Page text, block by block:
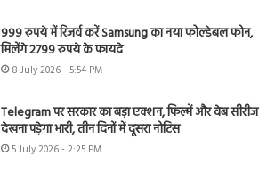
999 रुपये में रिजर्व करें Samsung का नया फोल्डेबल फोन,
मिलेंगे 2799 रुपये के फायदे
8 July 2026 - 5:54 PM
Telegram पर सरकार का बड़ा एक्शन, फिल्में और वेब सीरीज
देखना पड़ेगा भारी, तीन दिनों में दूसरा नोटिस
5 July 2026 - 2:25 PM